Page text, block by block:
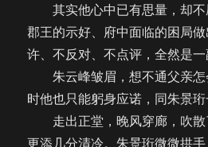
其实他心中已有思量，却不
郡王的示好、府中面临的困局
许、不反对、不点评，全然是一
朱云峰皱眉，想不通父亲怎
时他也只能躬身应诺，同朱景珩
走出正堂，晚风穿廊，吹散
更添几分清冷。朱景珩微微拱